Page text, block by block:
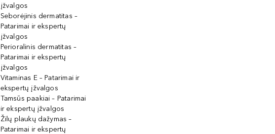
įžvalgos
Seborėjinis dermatitas –
Patarimai ir ekspertų
įžvalgos
Perioralinis dermatitas –
Patarimai ir ekspertų
įžvalgos
Vitaminas E – Patarimai ir
ekspertų įžvalgos
Tamsūs paakiai – Patarimai
ir ekspertų įžvalgos
Žilų plaukų dažymas –
Patarimai ir ekspertų